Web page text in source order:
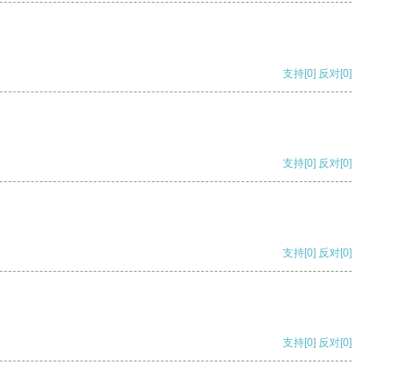
支持[0] 反对[0]
支持[0] 反对[0]
支持[0] 反对[0]
支持[0] 反对[0]